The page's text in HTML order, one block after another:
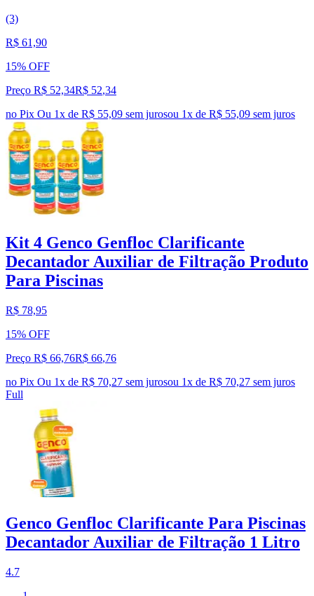
(3)
R$ 61,90
15% OFF
Preço R$ 52,34R$ 52,34
no Pix Ou 1x de R$ 55,09 sem jurosou 1x de R$ 55,09 sem juros
Kit 4 Genco Genfloc Clarificante
Decantador Auxiliar de Filtração Produto
Para Piscinas
R$ 78,95
15% OFF
Preço R$ 66,76R$ 66,76
no Pix Ou 1x de R$ 70,27 sem jurosou 1x de R$ 70,27 sem juros
Full
Genco Genfloc Clarificante Para Piscinas
Decantador Auxiliar de Filtração 1 Litro
4.7